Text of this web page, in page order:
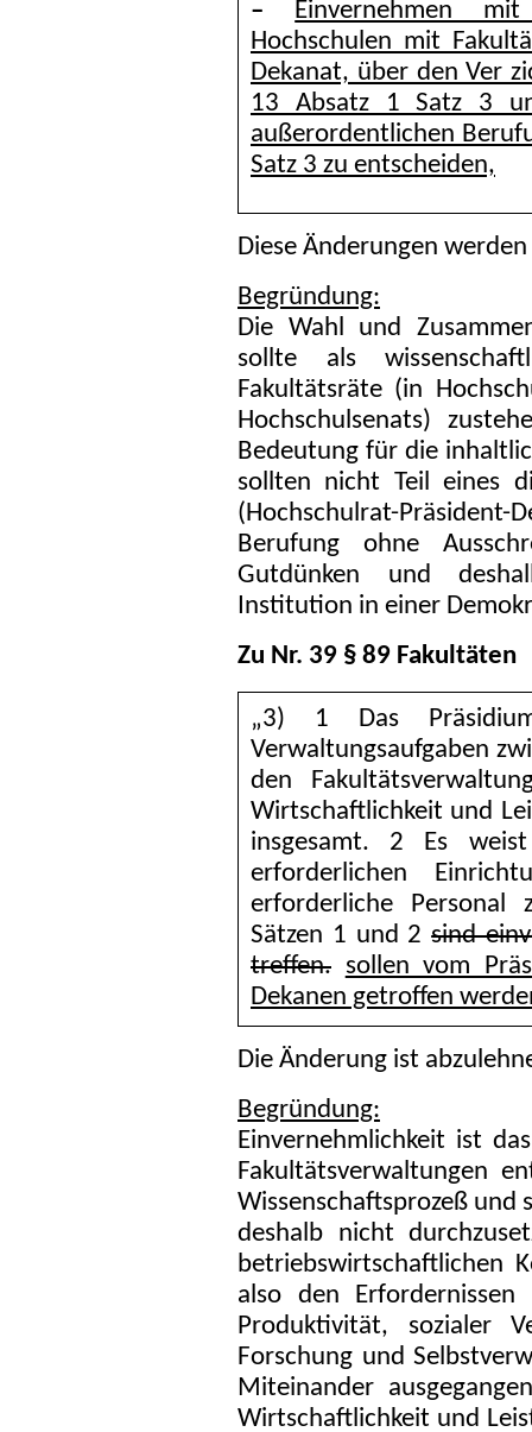
–
Einvernehmen
Hochschulen mit
Dekanat, über den Ver
13 Absatz 1 Satz 3
außerordentlichen
Satz 3 zu entscheiden,
Diese Änderungen
Begründung:
Die Wahl und
sollte als
Fakultätsräte (in
Hochschulsenats)
Bedeutung für die
sollten nicht Teil eines
(Hochschulrat-Präsident-
Berufung ohne
Gutdünken und
Institution in einer
Zu Nr. 39 § 89 Fakultäten
„3) 1 Das
Verwaltungsaufgaben
den
Wirtschaftlichkeit und
insgesamt. 2 Es
erforderlichen
erforderliche Personal
Sätzen 1 und 2sind
treffen. sollen vom
Dekanen getroffen
Die Änderung ist
Begründung:
Einvernehmlichkeit ist
Fakultätsverwaltungen
Wissenschaftsprozeß und
deshalb nicht
betriebswirtschaftlichen
also den Erfordernissen
Produktivität, sozialer
Forschung und
Miteinander
Wirtschaftlichkeit und